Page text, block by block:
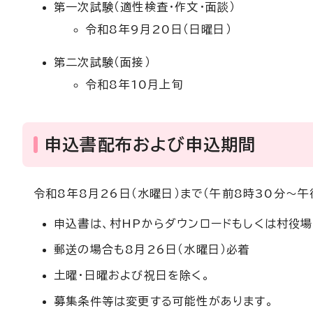
第一次試験（適性検査・作文・面談）
令和8年9月20日（日曜日）
第二次試験（面接）
令和8年10月上旬
申込書配布および申込期間
令和8年8月26日（水曜日）まで（午前8時30分～午
申込書は、村HPからダウンロードもしくは村役
郵送の場合も8月26日（水曜日）必着
土曜・日曜および祝日を除く。
募集条件等は変更する可能性があります。